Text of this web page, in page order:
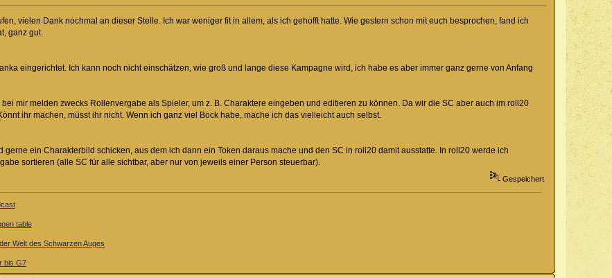
vielen Dank nochmal an dieser Stelle. Ich war weniger fit in allem, als ich gehofft hatte. Wie gestern schon mit euch besprochen, fand ich
ganz gut.
eingerichtet. Ich kann noch nicht einschätzen, wie groß und lange diese Kampagne wird, ich habe es aber immer ganz gerne von Anfang
mir melden zwecks Rollenvergabe als Spieler, um z. B. Charaktere eingeben und editieren zu können. Da wir die SC aber auch im roll20
ihr machen, müsst ihr nicht. Wenn ich ganz viel Bock habe, mache ich das vielleicht auch selbst.
gerne ein Charakterbild schicken, aus dem ich dann ein Token daraus mache und den SC in roll20 damit ausstatte. In roll20 werde ich
sortieren (alle SC für alle sichtbar, aber nur von jeweils einer Person steuerbar).
Gespeichert
table
Welt des Schwarzen Auges
bis G7